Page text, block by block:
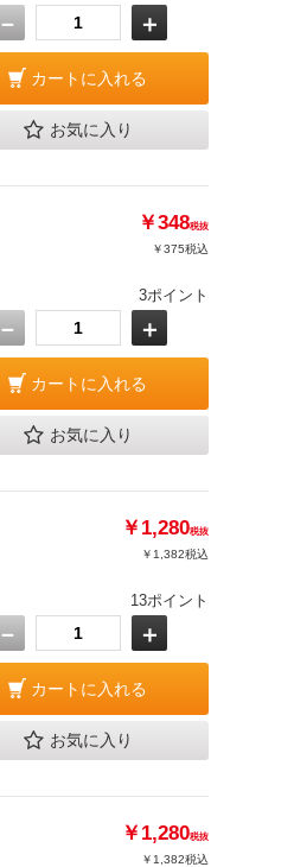
－ ＋
カートに入れる
お気に入り
￥348税抜
￥375税込
3ポイント
－ ＋
カートに入れる
お気に入り
￥1,280税抜
￥1,382税込
13ポイント
－ ＋
カートに入れる
お気に入り
￥1,280税抜
￥1,382税込